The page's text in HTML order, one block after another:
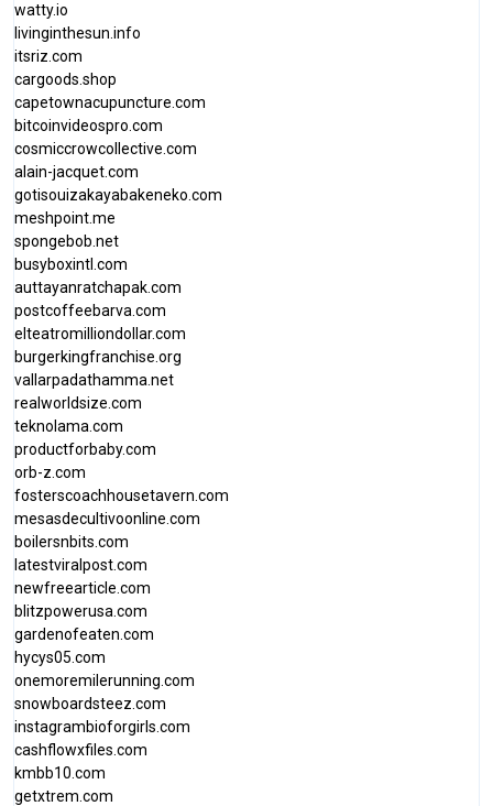
watty.io
livinginthesun.info
itsriz.com
cargoods.shop
capetownacupuncture.com
bitcoinvideospro.com
cosmiccrowcollective.com
alain-jacquet.com
gotisouizakayabakeneko.com
meshpoint.me
spongebob.net
busyboxintl.com
auttayanratchapak.com
postcoffeebarva.com
elteatromilliondollar.com
burgerkingfranchise.org
vallarpadathamma.net
realworldsize.com
teknolama.com
productforbaby.com
orb-z.com
fosterscoachhousetavern.com
mesasdecultivoonline.com
boilersnbits.com
latestviralpost.com
newfreearticle.com
blitzpowerusa.com
gardenofeaten.com
hycys05.com
onemoremilerunning.com
snowboardsteez.com
instagrambioforgirls.com
cashflowxfiles.com
kmbb10.com
getxtrem.com